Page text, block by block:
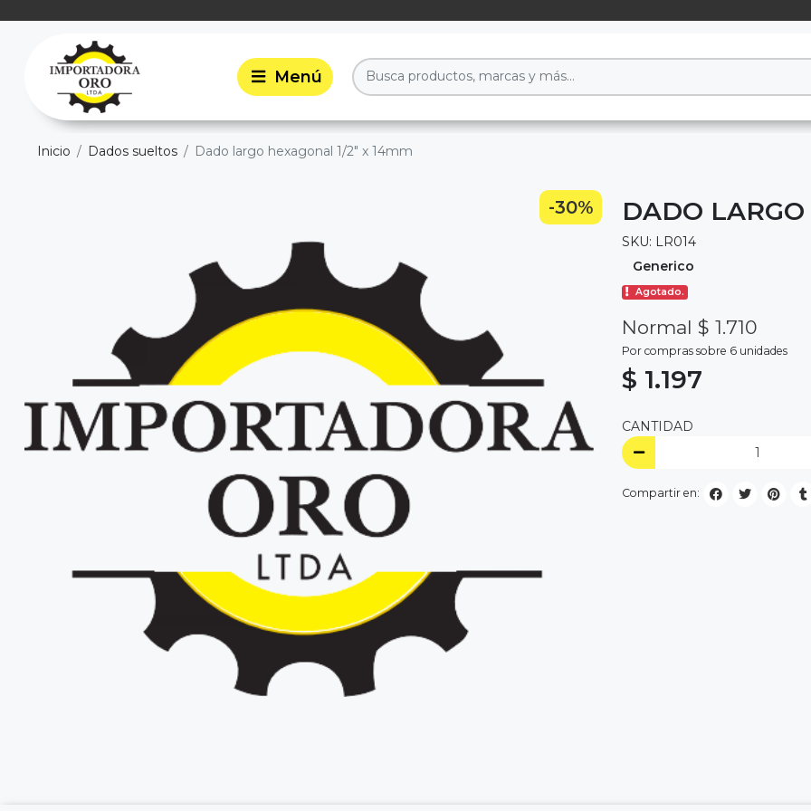
Inicio Dados sueltos Dado largo hexagonal 1/2" x 14mm
-30% DADO
SKU: LR014
Generico
Agotado.
Normal $ 1.710
Por compras sobre 6 unidades
$ 1.197
CANTIDAD
Compartir en: